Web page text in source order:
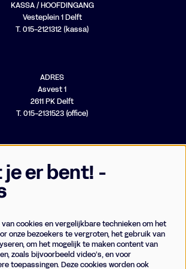
KASSA / HOOFDINGANG
Vesteplein 1 Delft
T. 015-2121312 (kassa)
ADRES
Asvest 1
2611 PK Delft
T. 015-2131523 (office)
Businessclub
Vrienden
Techniek
je er bent! -
cookies en vergelijkbare technieken om het
onze bezoekers te vergroten, het gebruik van
om het mogelijk te maken content van
zoals bijvoorbeeld video’s, en voor
toepassingen. Deze cookies worden ook